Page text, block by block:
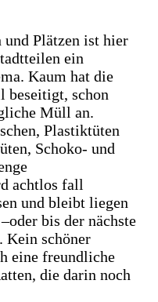
Plätzen ist hier
ein
Kaum hat die
beseitigt, schon
Müll an.
Plastiktüten
Schoko- und
achtlos fall
und bleibt liegen
bis der nächste
Kein schöner
eine freundliche
die darin noch